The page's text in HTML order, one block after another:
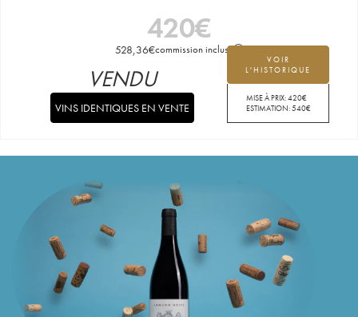
420€
528,36€commission incluse
VOIR
L'HISTORIQUE
MISE À PRIX:420€
ESTIMATION:540€
VENDU
VINS IDENTIQUES EN VENTE